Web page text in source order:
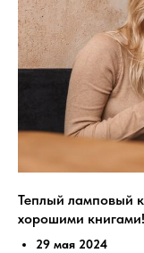
Теплый ламповый
хорошими книгами!
29 мая 2024